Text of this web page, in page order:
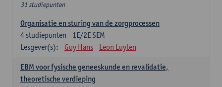
31 studiepunten
Organisatie en sturing van de zorgprocessen
1E/2E SEM
4studiepunten
Lesgever(s):
Guy Hans Leon Luyten
EBM voor fysische geneeskunde en revalidatie,
theoretische verdieping